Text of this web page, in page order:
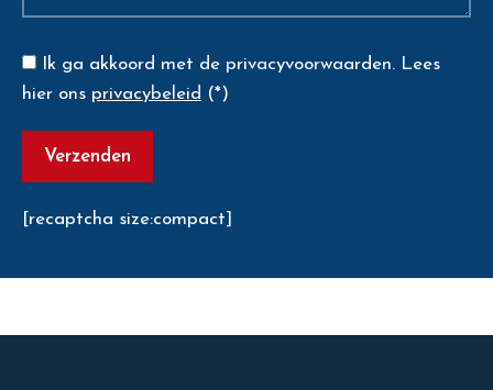
Ik ga akkoord met de privacyvoorwaarden. Lees
hier ons privacybeleid (*)
[recaptcha size:compact]